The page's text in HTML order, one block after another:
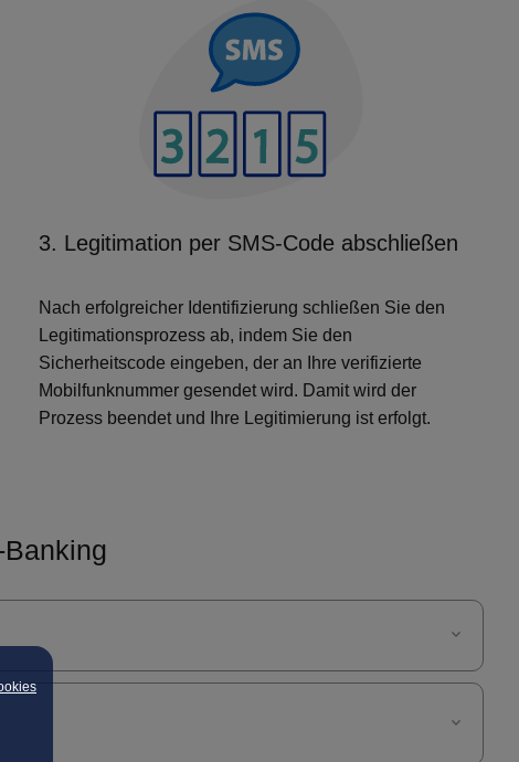
3. Legitimation per SMS-Code abschließen
Nach erfolgreicher Identifizierung schließen Sie den
Legitimationsprozess ab, indem Sie den
Sicherheitscode eingeben, der an Ihre verifizierte
Mobilfunknummer gesendet wird. Damit wird der
Prozess beendet und Ihre Legitimierung ist erfolgt.